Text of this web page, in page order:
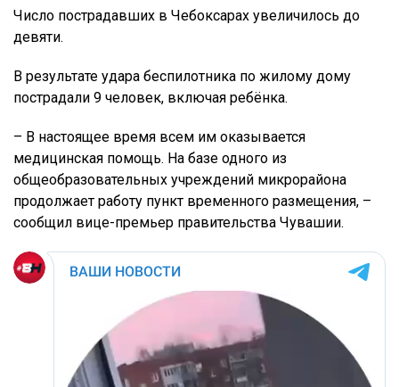
Число пострадавших в Чебоксарах увеличилось до
девяти.
В результате удара беспилотника по жилому дому
пострадали 9 человек, включая ребёнка.
– В настоящее время всем им оказывается
медицинская помощь. На базе одного из
общеобразовательных учреждений микрорайона
продолжает работу пункт временного размещения, –
сообщил вице-премьер правительства Чувашии.